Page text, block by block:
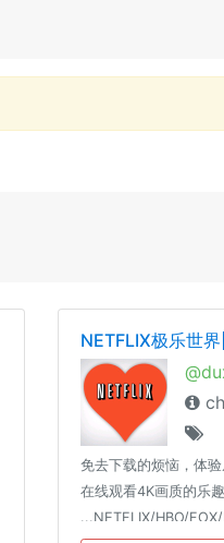
免去下载的烦恼，体
在线观看4K画质的乐